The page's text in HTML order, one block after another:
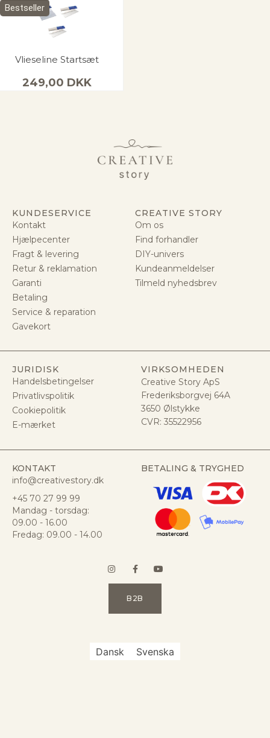
Bestseller
Vlieseline Startsæt
249,00 DKK
KUNDESERVICE
Kontakt
Hjælpecenter
Fragt & levering
Retur & reklamation
Garanti
Betaling
Service & reparation
Gavekort
CREATIVE STORY
Om os
Find forhandler
DIY-univers
Kundeanmeldelser
Tilmeld nyhedsbrev
JURIDISK
Handelsbetingelser
Privatlivspolitik
Cookiepolitik
E-mærket
VIRKSOMHEDEN
Creative Story ApS
Frederiksborgvej 64A
3650 Ølstykke
CVR: 35522956
KONTAKT
info@creativestory.dk
+45 70 27 99 99
Mandag - torsdag:
09.00 - 16.00
Fredag: 09.00 - 14.00
BETALING & TRYGHED
B2B
Dansk Svenska